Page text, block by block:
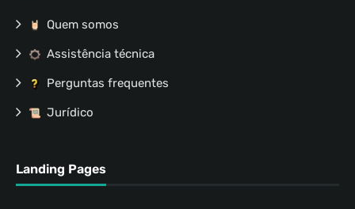
Quem somos
Assistência técnica
Perguntas frequentes
Jurídico
Landing Pages